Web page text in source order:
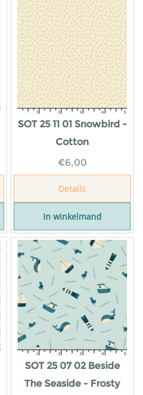
SOT 25 11 01 Snowbird -
Cotton
€6,00
Details
In winkelmand
SOT 25 07 02 Beside
The Seaside - Frosty